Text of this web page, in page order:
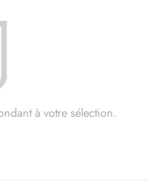
à votre sélection.